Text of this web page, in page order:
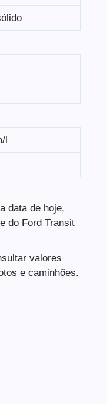
l
data de hoje,
do Ford Transit
valores
e caminhões.